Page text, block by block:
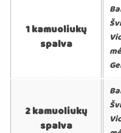
1 kamuoliukų
spalva
2 kamuoliukų
spalva